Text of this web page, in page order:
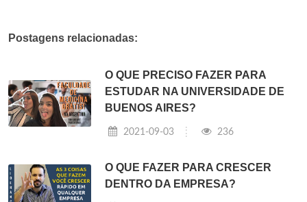
Postagens relacionadas:
O QUE PRECISO FAZER PARA
ESTUDAR NA UNIVERSIDADE DE
BUENOS AIRES?
2021-09-03 236
O QUE FAZER PARA CRESCER
DENTRO DA EMPRESA?